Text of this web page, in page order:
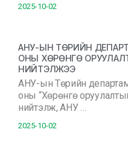
2025-10-02
АНУ-ЫН ТӨРИЙН
ОНЫ ХӨРӨНГӨ
НИЙТЭЛЖЭЭ
АНУ-ын Төрийн
оны “Хөрөнгө
нийтэлж, АНУ …
2025-10-02